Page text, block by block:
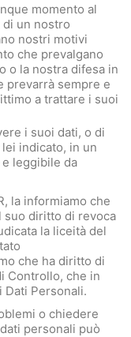
momento al
un nostro
nostri motivi
che prevalgano
o la nostra difesa in
prevarrà sempre e
a trattare i suoi
i suoi dati, o di
indicato, in un
leggibile da
la informiamo che
suo diritto di revoca
la liceità del
che ha diritto di
Controllo, che in
Dati Personali.
o chiedere
personali può